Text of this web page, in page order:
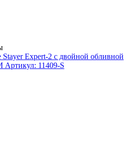
Expert-2 с двойной обливной
Артикул: 11409-S